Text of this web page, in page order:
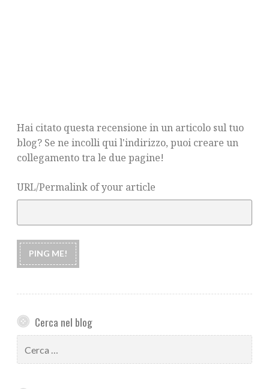
Hai citato questa recensione in un articolo sul tuo
blog? Se ne incolli qui l'indirizzo, puoi creare un
collegamento tra le due pagine!
URL/Permalink of your article
Cerca nel blog
per: